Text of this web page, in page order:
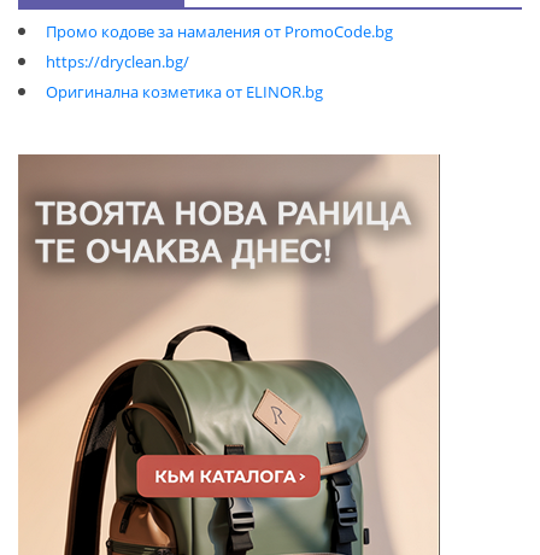
Промо кодове за намаления от PromoCode.bg
https://dryclean.bg/
Оригинална козметика от ELINOR.bg